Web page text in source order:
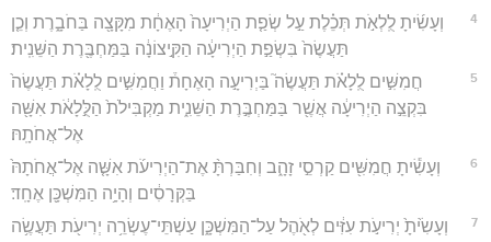
4
וְעָשִׂ֜יתָ לֻֽלְאֹ֣ת תְּכֵ֗לֶת עַ֣ל שְׂפַ֤ת הַיְרִיעָה֙ הָאֶחָ֔ת מִקָּצָ֖ה בַּחֹבָ֑רֶת וְכֵ֤ן
תַּעֲשֶׂה֙ בִּשְׂפַ֣ת הַיְרִיעָ֔ה הַקִּ֣יצוֹנָ֔ה בַּמַּחְבֶּ֖רֶת הַשֵּׁנִֽית׃
5
חֲמִשִּׁ֣ים לֻֽלָאֹ֗ת תַּעֲשֶׂה֮ בַּיְרִיעָ֣ה הָאֶחָת֒ וַחֲמִשִּׁ֣ים לֻֽלָאֹ֗ת תַּעֲשֶׂה֙
בִּקְצֵ֣ה הַיְרִיעָ֔ה אֲשֶׁ֖ר בַּמַּחְבֶּ֣רֶת הַשֵּׁנִ֑ית מַקְבִּילֹת֙ הַלֻּ֣לָאֹ֔ת אִשָּׁ֖ה
אֶל־אֲחֹתָֽהּ׃
6
וְעָשִׂ֕יתָ חֲמִשִּׁ֖ים קַרְסֵ֣י זָהָ֑ב וְחִבַּרְתָּ֨ אֶת־הַיְרִיעֹ֜ת אִשָּׁ֤ה אֶל־אֲחֹתָהּ֙
בַּקְּרָסִ֔ים וְהָיָ֥ה הַמִּשְׁכָּ֖ן אֶחָֽד׃
7
וְעָשִׂ֙יתָ֙ יְרִיעֹ֣ת עִזִּ֔ים לְאֹ֖הֶל עַל־הַמִּשְׁכָּ֑ן עַשְׁתֵּי־עֶשְׂרֵ֥ה יְרִיעֹ֖ת תַּעֲשֶׂ֥ה